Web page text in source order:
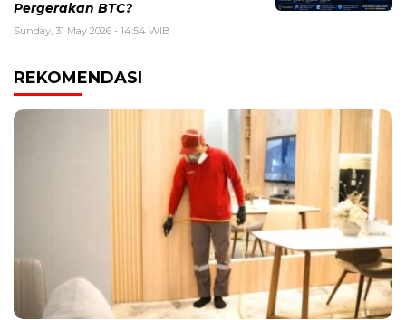
Pergerakan BTC?
Sunday, 31 May 2026 - 14:54 WIB
REKOMENDASI